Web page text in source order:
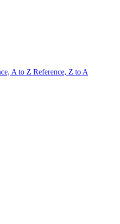
A to Z Reference, Z to A